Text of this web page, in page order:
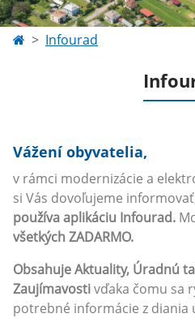
Infourad
Vážení obyvatelia,
v rámci modernizácie a
si Vás dovoľujeme
používa aplikáciu Infourad.
všetkých ZADARMO.
Obsahuje Aktuality, Úradnú
Zaujímavostivďaka čomu sa
potrebné informácie z diania